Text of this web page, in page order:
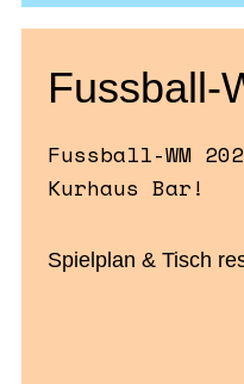
Fussball-
Fussball-WM
Kurhaus Bar!
Spielplan & Tisch